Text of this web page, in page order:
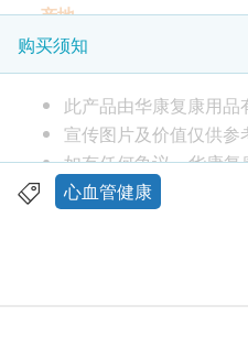
产地
日本
主要成份
五层龙、决明子、洋车前
内容量
360粒
食用方法
早晚服食，每次3-4粒，
购买须知
此产品由华康复康用品
宣传图片及价值仅供参
如有任何争议，华康
health.ESDlife保留最终
心血管健康